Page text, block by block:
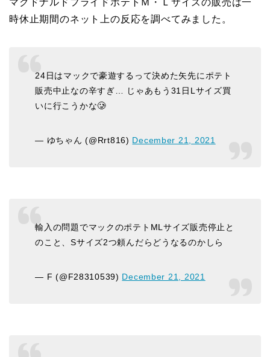
マクドナルドフライドポテトＭ・Ｌサイズの販売は一
時休止期間のネット上の反応を調べてみました。
24日はマックで豪遊するって決めた矢先にポテト
販売中止なの辛すぎ… じゃあもう31日Lサイズ買
いに行こうかな🥲
— ゆちゃん (@Rrt816) December 21, 2021
輸入の問題でマックのポテトMLサイズ販売停止と
のこと、Sサイズ2つ頼んだらどうなるのかしら
— F (@F28310539) December 21, 2021